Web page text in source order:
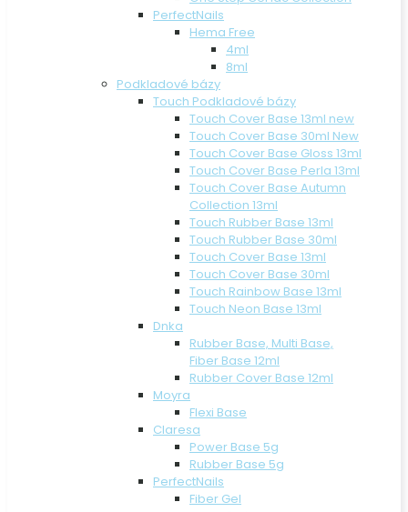
PerfectNails
Hema Free
4ml
8ml
Podkladové bázy
Touch Podkladové bázy
Touch Cover Base 13ml new
Touch Cover Base 30ml New
Touch Cover Base Gloss 13ml
Touch Cover Base Perla 13ml
Touch Cover Base Autumn
Collection 13ml
Touch Rubber Base 13ml
Touch Rubber Base 30ml
Touch Cover Base 13ml
Touch Cover Base 30ml
Touch Rainbow Base 13ml
Touch Neon Base 13ml
Dnka
Rubber Base, Multi Base,
Fiber Base 12ml
Rubber Cover Base 12ml
Moyra
Flexi Base
Claresa
Power Base 5g
Rubber Base 5g
PerfectNails
Fiber Gel